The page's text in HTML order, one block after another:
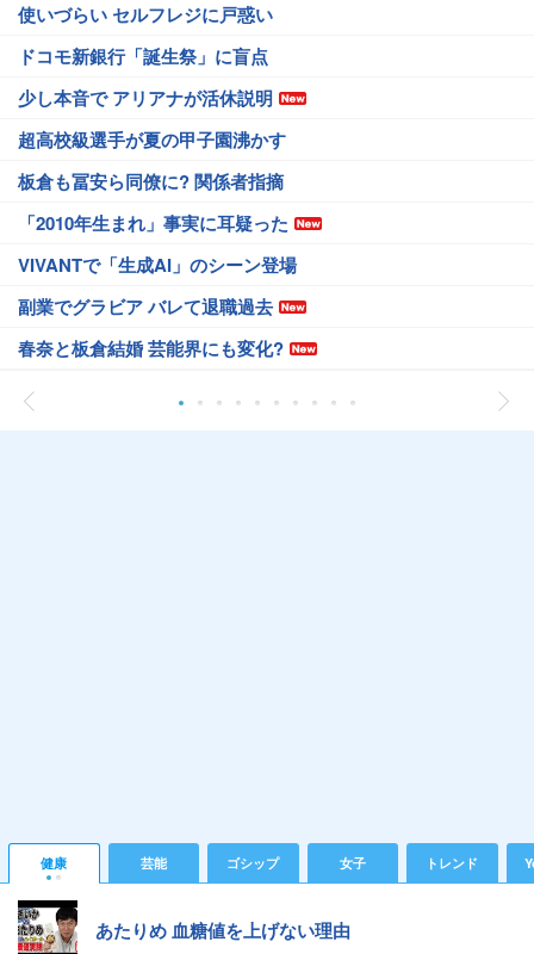
使いづらい セルフレジに戸惑い
ドコモ新銀行「誕生祭」に盲点
少し本音で アリアナが活休説明
超高校級選手が夏の甲子園沸かす
板倉も冨安ら同僚に? 関係者指摘
「2010年生まれ」事実に耳疑った
VIVANTで「生成AI」のシーン登場
副業でグラビア バレて退職過去
春奈と板倉結婚 芸能界にも変化?
健康 芸能 ゴシップ 女子 トレンド
あたりめ 血糖値を上げない理由